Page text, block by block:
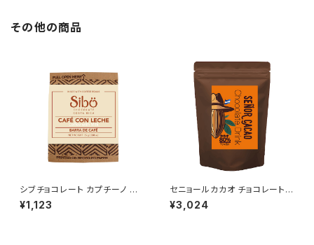
その他の商品
シブチョコレート カプチーノ チ
ョコレートバー 25g SibuChoc
olate
¥1,123
セニョールカカオ チョコレートド
リンクパウダー ホンジュラス産
カカオ80% 300g 粉末 非アル
¥3,024